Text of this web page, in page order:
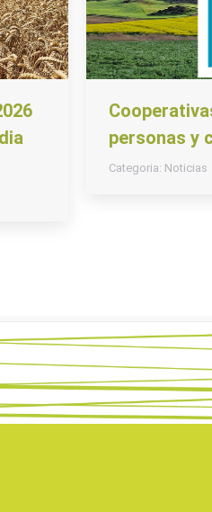
personas y
Categoria: Noticias